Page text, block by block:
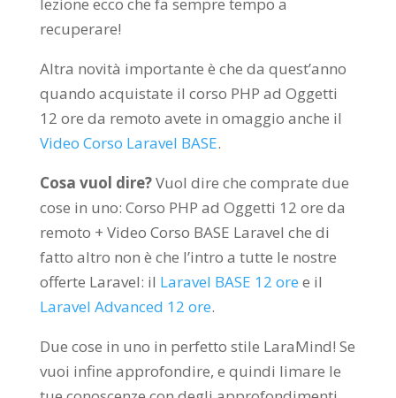
lezione ecco che fa sempre tempo a
recuperare!
Altra novità importante è che da quest’anno
quando acquistate il corso PHP ad Oggetti
12 ore da remoto avete in omaggio anche il
Video Corso Laravel BASE.
Cosa vuol dire?Vuol dire che comprate due
cose in uno: Corso PHP ad Oggetti 12 ore da
remoto + Video Corso BASE Laravel che di
fatto altro non è che l’intro a tutte le nostre
offerte Laravel: il Laravel BASE 12 ore e il
Laravel Advanced 12 ore.
Due cose in uno in perfetto stile LaraMind! Se
vuoi infine approfondire, e quindi limare le